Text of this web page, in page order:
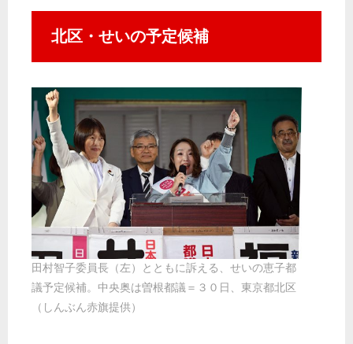
北区・せいの予定候補
田村智子委員長（左）とともに訴える、せいの恵子都
議予定候補。中央奥は曽根都議＝３０日、東京都北区
（しんぶん赤旗提供）